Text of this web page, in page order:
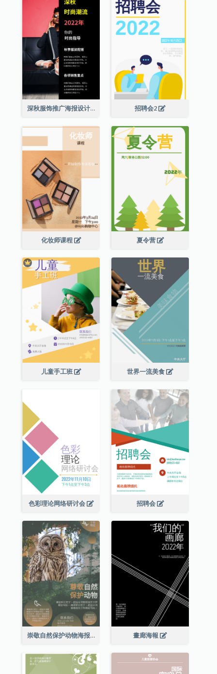
深秋服饰推广海报设计 招聘会2
化妆师课程 夏令营
儿童手工班 世界一流美食
色彩理论网络研讨会 招聘会
崇敬自然保护动物海报 畫廊海報